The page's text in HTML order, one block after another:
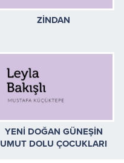
ZİNDAN
YENİ DOĞAN GÜNEŞİN
UMUT DOLU ÇOCUKLARI